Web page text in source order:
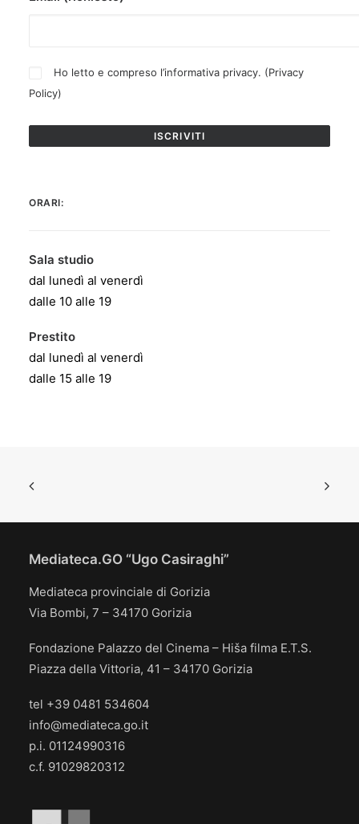
Ho letto e compreso l’informativa privacy. (Privacy
Policy)
ORARI:
Sala studio
dal lunedì al venerdì
dalle 10 alle 19
Prestito
dal lunedì al venerdì
dalle 15 alle 19
Mediateca.GO “Ugo Casiraghi”
Mediateca provinciale di Gorizia
Via Bombi, 7 – 34170 Gorizia
Fondazione Palazzo del Cinema – Hiša filma E.T.S.
Piazza della Vittoria, 41 – 34170 Gorizia
tel +39 0481 534604
info@mediateca.go.it
p.i. 01124990316
c.f. 91029820312